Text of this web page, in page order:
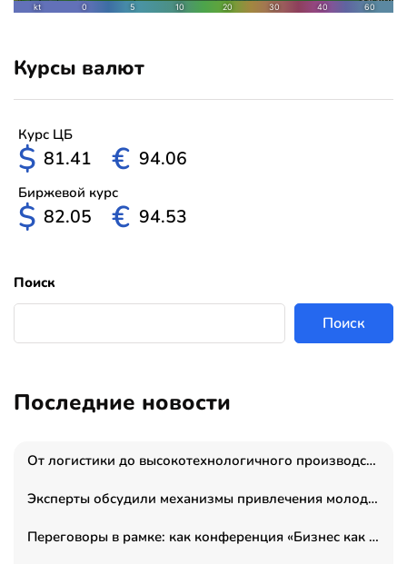
Курсы валют
Курс ЦБ
$ 81.41 € 94.06
Биржевой курс
$ 82.05 € 94.53
Поиск
Поиск
Последние новости
От логистики до высокотехнологичного производства: как основатель “гагаринга” выстраивает экосистему безопасности и гражданских БПЛА
Эксперты обсудили механизмы привлечения молодых специалистов в промышленные города
Переговоры в рамке: как конференция «Бизнес как искусство» переформатирует деловой этикет в стенах ТПП РФ